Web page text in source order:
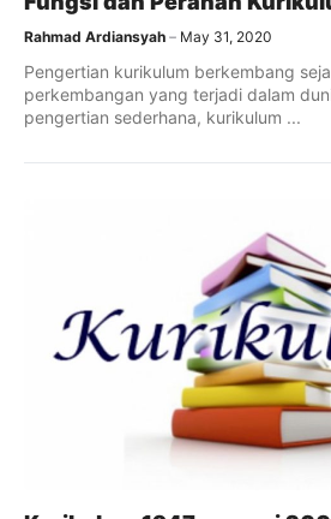
Rahmad Ardiansyah May 31, 2020
Pengertian kurikulum berkembang
perkembangan yang terjadi dalam
pengertian sederhana, kurikulum ...